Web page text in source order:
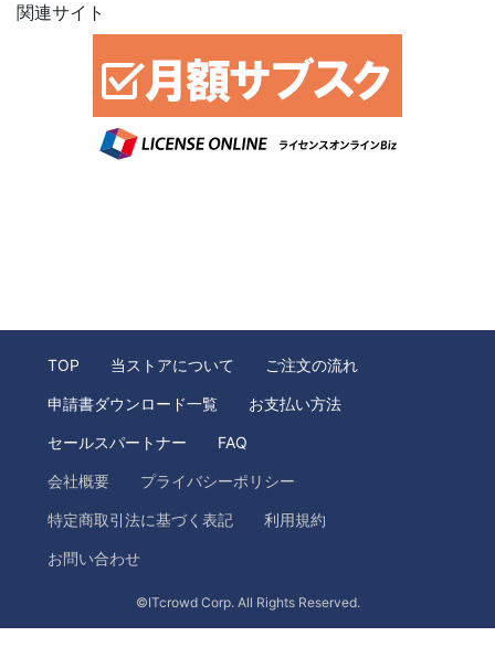
関連サイト
TOP 当ストアについて ご注文の流れ
申請書ダウンロード一覧 お支払い方法
セールスパートナー FAQ
会社概要 プライバシーポリシー
特定商取引法に基づく表記 利用規約
お問い合わせ
©ITcrowd Corp. All Rights Reserved.